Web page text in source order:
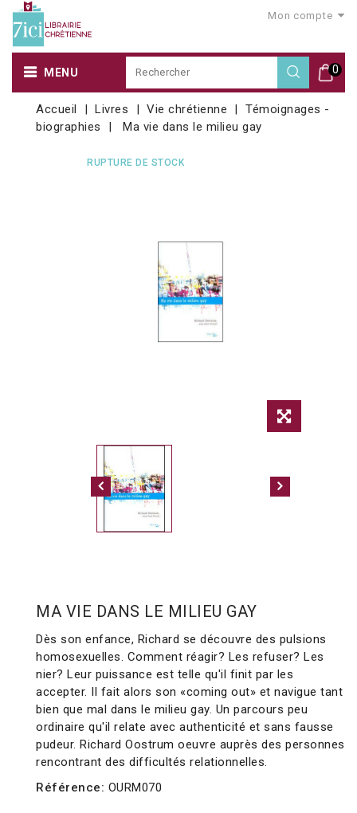
Mon compte
0
MENU
Accueil Livres Vie chrétienne
Témoignages -
biographies
Ma vie dans le milieu gay
RUPTURE DE STOCK
MA VIE DANS LE MILIEU GAY
Dès son enfance, Richard se découvre des pulsions
homosexuelles. Comment réagir? Les refuser? Les
nier? Leur puissance est telle qu'il finit par les
accepter. Il fait alors son «coming out» et navigue tant
bien que mal dans le milieu gay. Un parcours peu
ordinaire qu'il relate avec authenticité et sans fausse
pudeur. Richard Oostrum oeuvre auprès des personnes
rencontrant des difficultés relationnelles.
Référence: OURM070